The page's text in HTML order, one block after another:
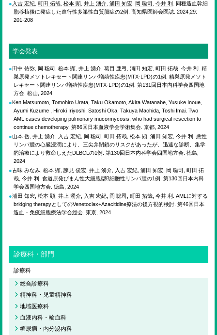
入吉 宏紀, 町田 拓哉, 松本 顕, 井上 湧介, 浦田 知宏, 岡 聡司 今井 利 . 同種造血幹細
胞移植後に発症した進行性多巣性白質脳症の2例. 高知県医師会医誌. 2024;29:
201-208
学会発表
田中 佑弥, 岡 聡司, 松本 顕, 井上 湧介, 葛目 亜弓, 浦田 知宏, 町田 拓哉, 今井 利. 精
巣原発メソトレキセート関連リンパ増殖性疾患(MTX-LPD)の1例. 精巣原発メソト
レキセート関連リンパ増殖性疾患(MTX-LPD)の1例. 第131回日本内科学会四国地
方会. 松山, 2024
Ken Matsumoto, Tomohiro Urata, Taku Okamoto, Akira Watanabe, Yusuke Inoue,
Ayumi Kuzume , Hiroki Iriyoshi, Satoshi Oka, Takuya Machida, Toshi Imai. Two
AML cases developing pulmonary mucormycosis, who had surgical resection to
continue chemotherapy. 第86回日本血液学会学術集会. 京都, 2024
山本 岳, 井上 湧介, 入吉 宏紀, 岡 聡司, 町田 拓哉, 松本 顕, 浦田 知宏, 今井 利. 悪性
リンパ腫の心臓浸潤により、三尖弁閉鎖のリスクがあったが、迅速な診断、集学
的治療により救命しえたDLBCLの1例. 第130回日本内科学会四国地方会. 徳島,
2024
古味 みなみ, 松本 顕, 諫見 俊宏, 井上 湧介, 入吉 宏紀, 浦田 知宏, 岡 聡司, 町田 拓
哉, 今井 利. 食道原発びまん性大細胞型B細胞性リンパ腫の1例. 第130回日本内科
学会四国地方会. 徳島, 2024
浦田 知宏, 松本 顕, 井上 湧介, 入吉 宏紀, 岡 聡司, 町田 拓哉, 今井 利. AMLに対する
bridging therapyとしてのVenetoclax+Azacitidine療法の後方視的検討. 第46回日本
造血・免疫細胞療法学会総会. 東京, 2024
診療科・部門
診療科
総合診療科
精神科・児童精神科
地域医療科
血液内科・輸血科
糖尿病・内分泌内科